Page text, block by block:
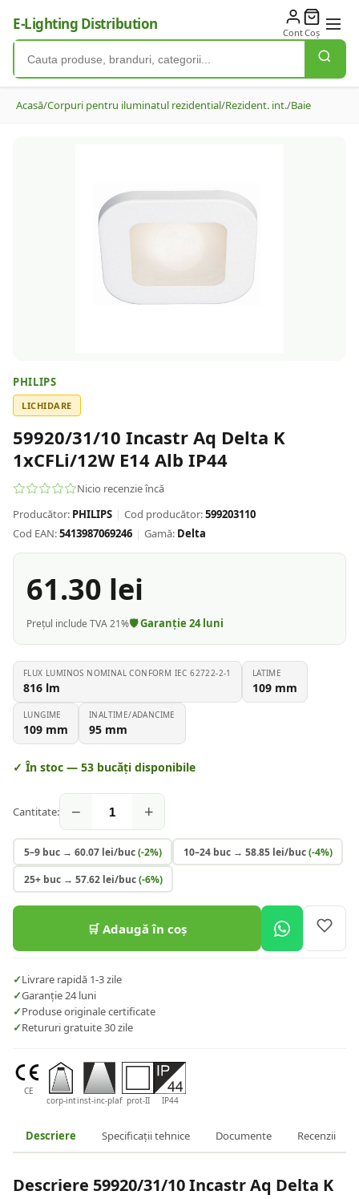
E-Lighting Distribution ContCoș
Acasă/Corpuri pentru iluminatul rezidential/Rezident. int./Baie
PHILIPS
LICHIDARE
59920/31/10 Incastr Aq Delta K
1xCFLi/12W E14 Alb IP44
Nicio recenzie încă
Producător: PHILIPS | Cod producător:599203110
Cod EAN:5413987069246 | Gamă: Delta
61.30 lei
Prețul include TVA 21%🛡️ Garanție 24luni
FLUX LUMINOS NOMINAL CONFORM IEC 62722-2-1
816 lm
LATIME
109mm
LUNGIME
109 mm
INALTIME/ADANCIME
95 mm
✓ În stoc — 53 bucăți disponibile
Cantitate: − +
5–9 buc→ 60.07lei/buc(-2%) 10–24 buc→ 58.85lei/buc(-4%)
25+ buc→ 57.62lei/buc(-6%)
🛒 Adaugă în coș
✓Livrare rapidă 1-3 zile
✓Garanție 24 luni
✓Produse originale certificate
✓Retururi gratuite 30 zile
CE
corp-intinst-inc-plaf prot-II IP44
Descriere Specificații tehnice Documente Recenzii
Descriere 59920/31/10 Incastr Aq Delta K